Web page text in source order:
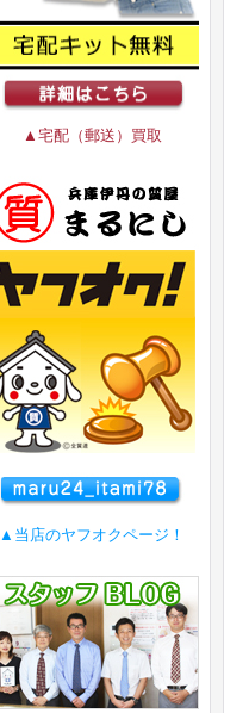
▲宅配（郵送）買取
▲当店のヤフオクページ！